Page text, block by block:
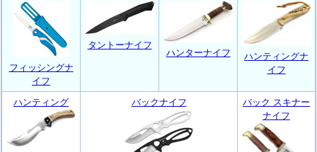
フィッシングナ
イフ
タントーナイフ
ハンターナイフ
ハンティングナ
イフ
ハンティング バックナイフ
バック スキナー
ナイフ